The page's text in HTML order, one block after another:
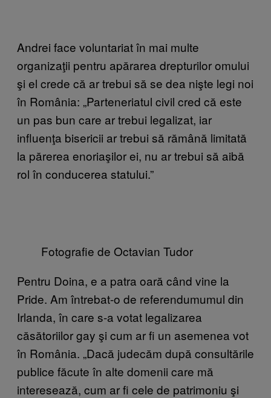
Andrei face voluntariat în mai multe
organizaţii pentru apărarea drepturilor omului
şi el crede că ar trebui să se dea nişte legi noi
în România: „Parteneriatul civil cred că este
un pas bun care ar trebui legalizat, iar
influenţa bisericii ar trebui să rămână limitată
la părerea enoriaşilor ei, nu ar trebui să aibă
rol în conducerea statului.”
Fotografie de Octavian Tudor
Pentru Doina, e a patra oară când vine la
Pride. Am întrebat-o de referendumumul din
Irlanda, în care s-a votat legalizarea
căsătoriilor gay şi cum ar fi un asemenea vot
în România. „Dacă judecăm după consultările
publice făcute în alte domenii care mă
interesează, cum ar fi cele de patrimoniu şi